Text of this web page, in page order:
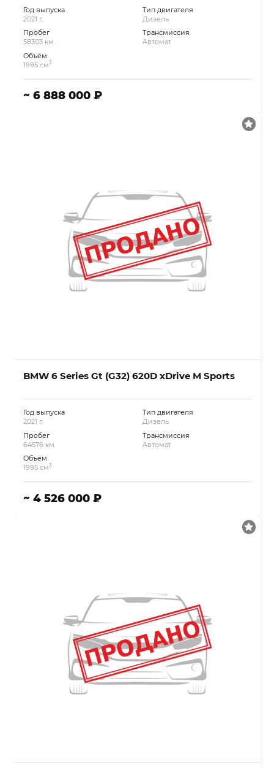
Год выпуска
2021 г.
Пробег
58303 км.
Объём
1995 см3
Тип двигателя
Дизель
Трансмиссия
Автомат
~ 6 888 000 ₽
BMW 6 Series Gt (G32) 620D xDrive M Sports
Год выпуска
2021 г.
Пробег
64576 км.
Объём
1995 см3
Тип двигателя
Дизель
Трансмиссия
Автомат
~ 4 526 000 ₽